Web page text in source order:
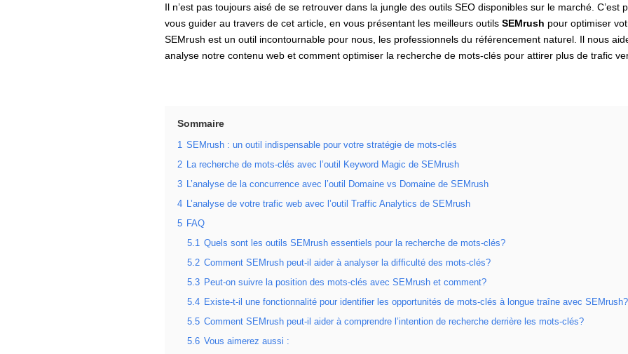
Il n’est pas toujours aisé de se retrouver dans la jungle des outils SEO disponibles sur le marché. C’est
vous guider au travers de cet article, en vous présentant les meilleurs outilsSEMrush pour optimiser
SEMrush est un outil incontournable pour nous, les professionnels du référencement naturel. Il nous
analyse notre contenu web et comment optimiser la recherche de mots-clés pour attirer plus de trafic
Sommaire
1
SEMrush : un outil indispensable pour votre stratégie de mots-clés
2
La recherche de mots-clés avec l’outil Keyword Magic de SEMrush
3
L’analyse de la concurrence avec l’outil Domaine vs Domaine de SEMrush
4
L’analyse de votre trafic web avec l’outil Traffic Analytics de SEMrush
5 FAQ
5.1
Quels sont les outils SEMrush essentiels pour la recherche de mots-clés?
5.2 Comment SEMrush peut-il aider à analyser la difficulté des mots-clés?
5.3 Peut-on suivre la position des mots-clés avec SEMrush et comment?
5.4 Existe-t-il une fonctionnalité pour identifier les opportunités de mots-clés à longue traîne avec SEMrush?
5.5 Comment SEMrush peut-il aider à comprendre l’intention de recherche derrière les mots-clés?
5.6 Vous aimerez aussi :